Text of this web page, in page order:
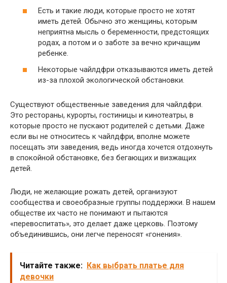
Есть и такие люди, которые просто не хотят
иметь детей. Обычно это женщины, которым
неприятна мысль о беременности, предстоящих
родах, а потом и о заботе за вечно кричащим
ребенке.
Некоторые чайлдфри отказываются иметь детей
из-за плохой экологической обстановки.
Существуют общественные заведения для чайлдфри.
Это рестораны, курорты, гостиницы и кинотеатры, в
которые просто не пускают родителей с детьми. Даже
если вы не относитесь к чайлдфри, вполне можете
посещать эти заведения, ведь иногда хочется отдохнуть
в спокойной обстановке, без бегающих и визжащих
детей.
Люди, не желающие рожать детей, организуют
сообщества и своеобразные группы поддержки. В нашем
обществе их часто не понимают и пытаются
«перевоспитать», это делает даже церковь. Поэтому
объединившись, они легче переносят «гонения».
Читайте также: Как выбрать платье для
девочки